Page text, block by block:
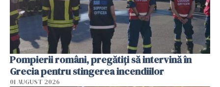
Pompierii români, pregătiţi să intervină în
Grecia pentru stingerea incendiilor
01 AUGUST 2026